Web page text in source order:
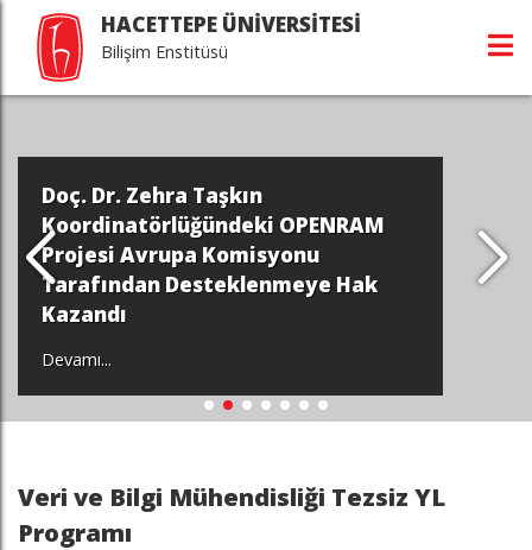
HACETTEPE ÜNİVERSİTESİ
Bilişim Enstitüsü
Doç. Dr. Zehra Taşkın
Koordinatörlüğündeki OPENRAM
Projesi Avrupa Komisyonu
Tarafından Desteklenmeye Hak
Kazandı
Devamı...
Veri ve Bilgi Mühendisliği Tezsiz YL
Programı